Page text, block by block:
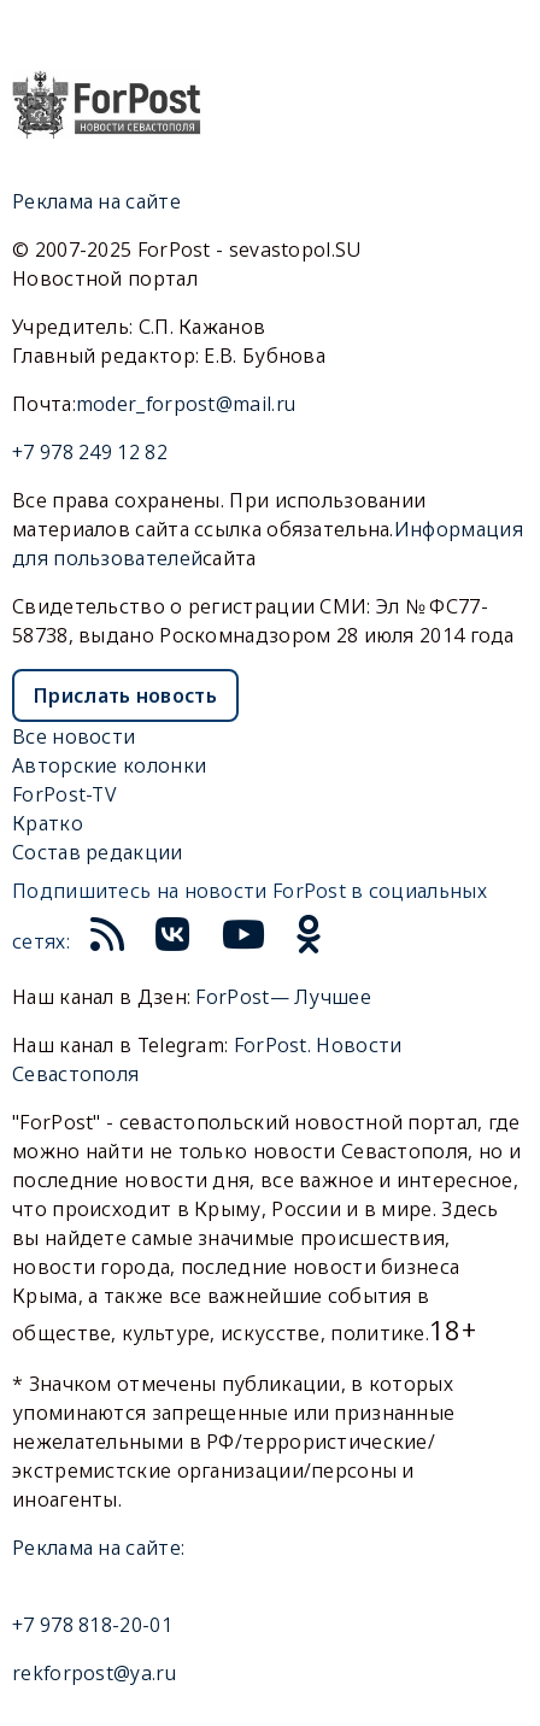
Реклама на сайте
© 2007-2025 ForPost - sevastopol.SU
Новостной портал
Учредитель: С.П. Кажанов
Главный редактор: Е.В. Бубнова
Почта:moder_forpost@mail.ru
+7 978 249 12 82
Все права сохранены. При использовании
материалов сайта ссылка обязательна.Информация
для пользователейсайта
Свидетельство о регистрации СМИ: Эл № ФС77-
58738, выдано Роскомнадзором 28 июля 2014 года
Прислать новость
Все новости
Авторские колонки
ForPost-TV
Кратко
Состав редакции
Подпишитесь на новости ForPost в социальных
сетях:
Наш канал в Дзен: ForPost— Лучшее
Наш канал в Telegram: ForPost. Новости
Севастополя
"ForPost" - севастопольский новостной портал, где
можно найти не только новости Севастополя, но и
последние новости дня, все важное и интересное,
что происходит в Крыму, России и в мире. Здесь
вы найдете самые значимые происшествия,
новости города, последние новости бизнеса
Крыма, а также все важнейшие события в
обществе, культуре, искусстве, политике.18+
* Значком отмечены публикации, в которых
упоминаются запрещенные или признанные
нежелательными в РФ/террористические/
экстремистские организации/персоны и
иноагенты.
Реклама на сайте:
+7 978 818-20-01
rekforpost@ya.ru